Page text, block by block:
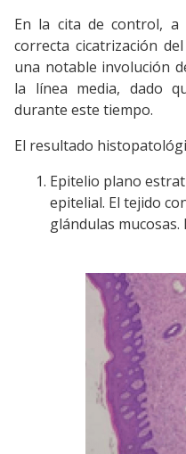
En la cita de control, a
correcta cicatrización
una notable involución
la línea media, dado
durante este tiempo.
El resultado
Epitelio plano
epitelial. El tejido
glándulas mucosas.